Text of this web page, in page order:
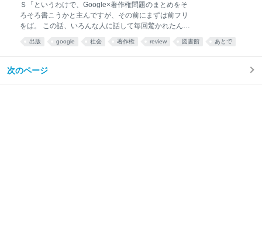
に加えられたんだ。なんだ、その顔は。いいか、人権
てのは増えたり減ったりするもんなんだよ。プライバ
シーとか環境権とか見りゃわかるだろ。 そもそも著作
権って代物は、なぜ保証されてきたんだ？ 保証され
が豊かになる（と誰
Ｓ「というわけで、Google×著作権問題のまとめをそ
ろそろ書こうかと主んですが、その前にまずは前フリ
をば。 この話、いろんな人に話して毎回驚かれたん
で、もしかしてまだあんまり多くの人が気づいてない
のかなって思ったので、以下掲載することにしまし
労働者なんですよ」 Ｘ「あぁ!?」 Ｓ「つまりです
出版 google 社会 著作権 review 図書館 あとで
次のページ